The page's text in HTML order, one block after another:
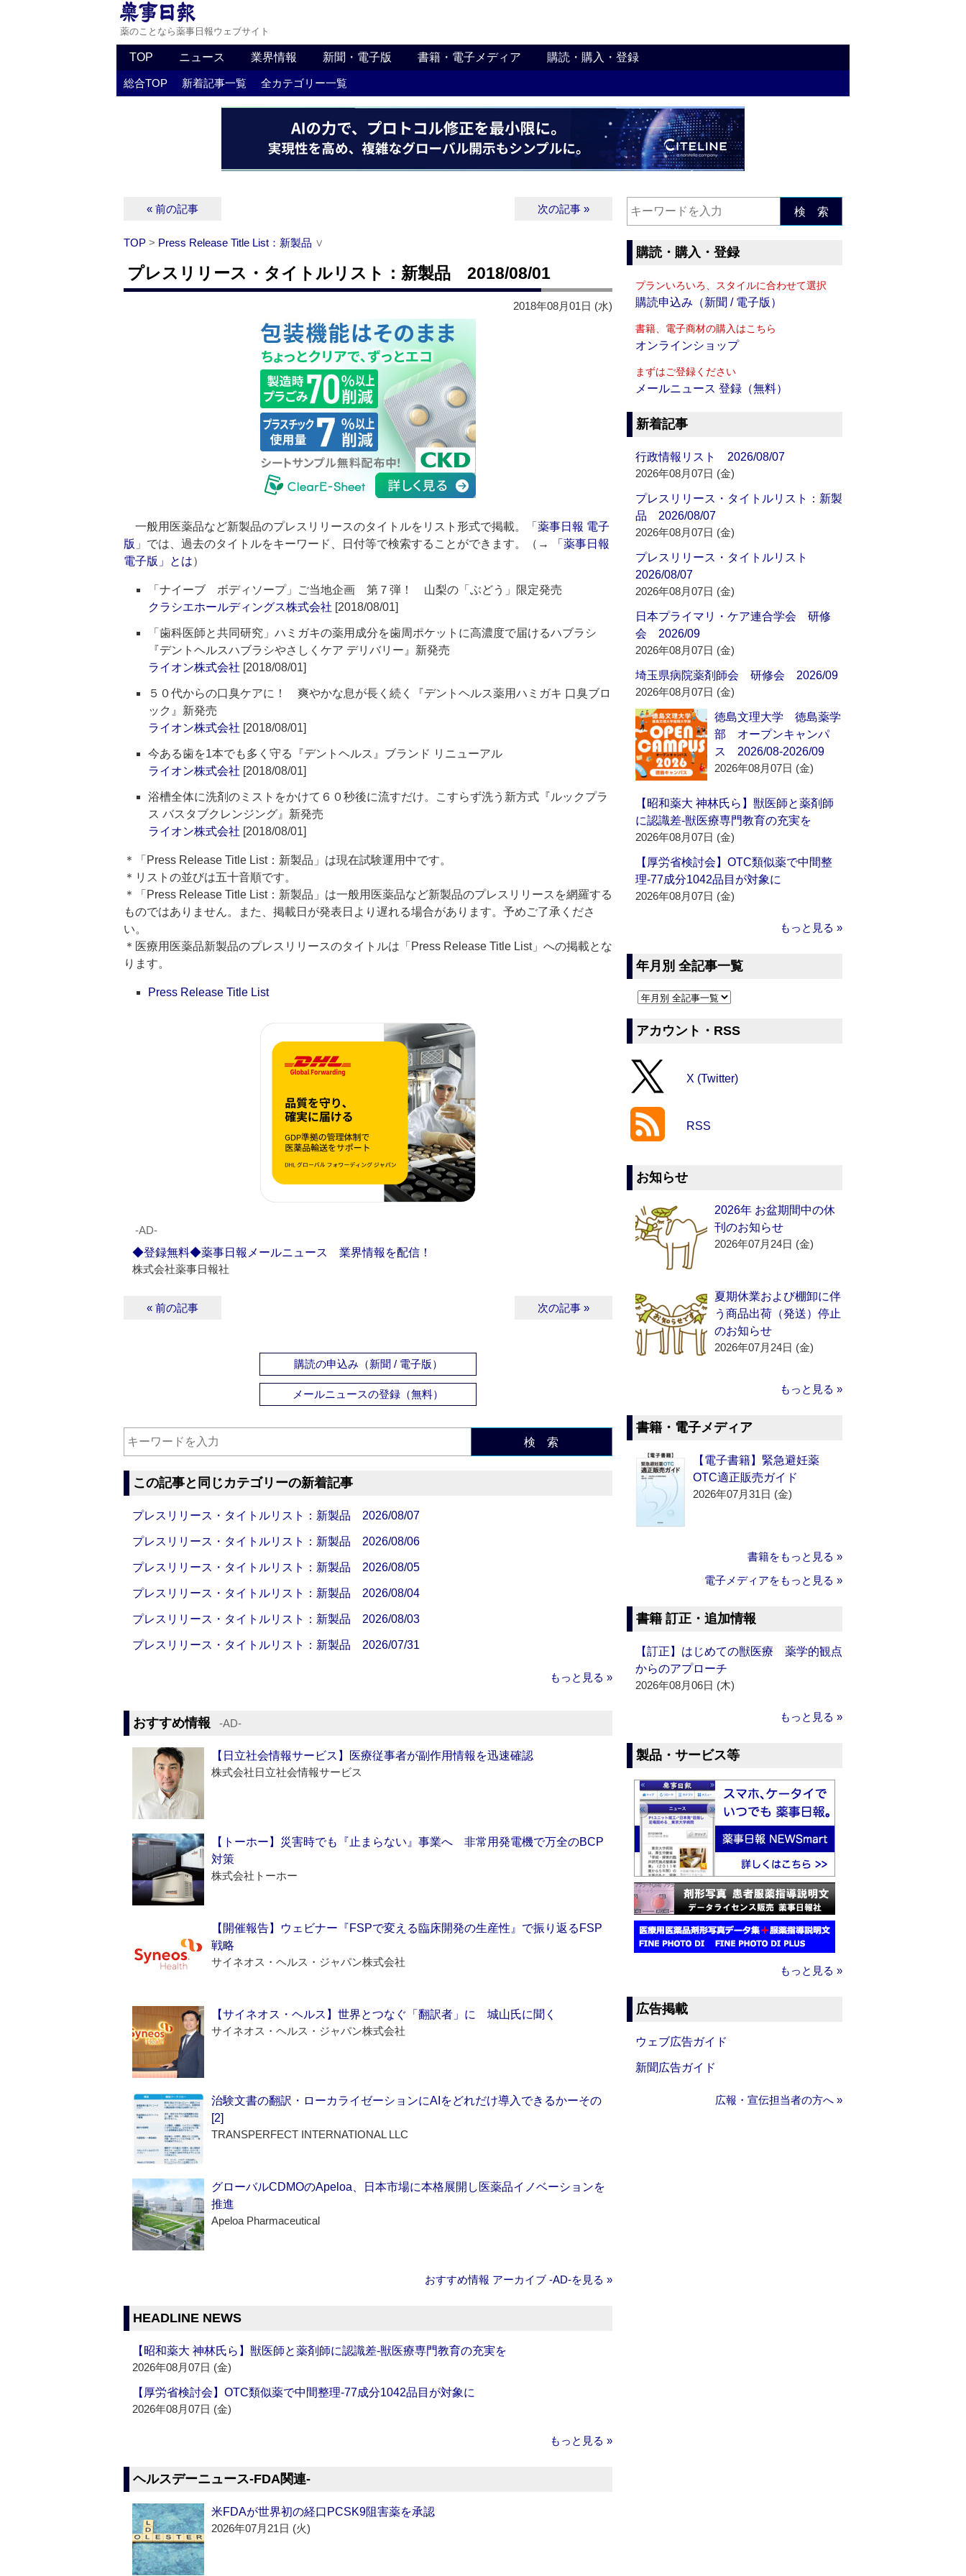
薬のことなら薬事日報ウェブサイト
TOP ニュース 業界情報 新聞・電子版 書籍・電子メディア 購読・購入・登録
総合TOP 新着記事一覧 全カテゴリー一覧
« 前の記事 次の記事 »
TOP > Press Release Title List：新製品 ∨
プレスリリース・タイトルリスト：新製品 2018/08/01
2018年08月01日 (水)
一般用医薬品など新製品のプレスリリースのタイトルをリスト形式で掲載。「 薬事日報 電子
版 」では、過去のタイトルをキーワード、日付等で検索することができます。（→
「薬事日報
電子版」とは）
「ナイーブ ボディソープ」ご当地企画 第７弾！ 山梨の「ぶどう」限定発売
クラシエホールディングス株式会社 [2018/08/01]
「歯科医師と共同研究」ハミガキの薬用成分を歯周ポケットに高濃度で届けるハブラシ
『デントヘルスハブラシやさしくケア デリバリー』新発売
ライオン株式会社 [2018/08/01]
５０代からの口臭ケアに！ 爽やかな息が長く続く『デントヘルス薬用ハミガキ 口臭ブロ
ック』新発売
ライオン株式会社 [2018/08/01]
今ある歯を1本でも多く守る『デントヘルス』ブランド リニューアル
ライオン株式会社 [2018/08/01]
浴槽全体に洗剤のミストをかけて６０秒後に流すだけ。こすらず洗う新方式『ルックプラ
ス バスタブクレンジング』新発売
ライオン株式会社 [2018/08/01]
＊「Press Release Title List：新製品」は現在試験運用中です。
＊リストの並びは五十音順です。
＊「Press Release Title List：新製品」は一般用医薬品など新製品のプレスリリースを網羅する
ものではありません。また、掲載日が発表日より遅れる場合があります。予めご了承くださ
い。
＊医療用医薬品新製品のプレスリリースのタイトルは「Press Release Title List」への掲載とな
ります。
Press Release Title List
‐AD‐
◆登録無料◆薬事日報メールニュース 業界情報を配信！
株式会社薬事日報社
« 前の記事 次の記事 »
購読の申込み（新聞 / 電子版）
メールニュースの登録（無料）
検 索
この記事と同じカテゴリーの新着記事
プレスリリース・タイトルリスト：新製品 2026/08/07
プレスリリース・タイトルリスト：新製品 2026/08/06
プレスリリース・タイトルリスト：新製品 2026/08/05
プレスリリース・タイトルリスト：新製品 2026/08/04
プレスリリース・タイトルリスト：新製品 2026/08/03
プレスリリース・タイトルリスト：新製品 2026/07/31
もっと見る »
おすすめ情報 ‐AD‐
【日立社会情報サービス】医療従事者が副作用情報を迅速確認
株式会社日立社会情報サービス
【トーホー】災害時でも『止まらない』事業へ 非常用発電機で万全のBCP
対策
株式会社トーホー
【開催報告】ウェビナー『FSPで変える臨床開発の生産性』で振り返るFSP
戦略
サイネオス・ヘルス・ジャパン株式会社
【サイネオス・ヘルス】世界とつなぐ「翻訳者」に 城山氏に聞く
サイネオス・ヘルス・ジャパン株式会社
治験文書の翻訳・ローカライゼーションにAIをどれだけ導入できるかーその
[2]
TRANSPERFECT INTERNATIONAL LLC
グローバルCDMOのApeloa、日本市場に本格展開し医薬品イノベーションを
推進
Apeloa Pharmaceutical
おすすめ情報 アーカイブ ‐AD‐を見る »
HEADLINE NEWS
【昭和薬大 神林氏ら】獣医師と薬剤師に認識差‐獣医療専門教育の充実を
2026年08月07日 (金)
【厚労省検討会】OTC類似薬で中間整理‐77成分1042品目が対象に
2026年08月07日 (金)
もっと見る »
ヘルスデーニュース‐FDA関連‐
米FDAが世界初の経口PCSK9阻害薬を承認
2026年07月21日 (火)
検 索
購読・購入・登録
プランいろいろ、スタイルに合わせて選択
購読申込み（新聞 / 電子版）
書籍、電子商材の購入はこちら
オンラインショップ
まずはご登録ください
メールニュース 登録（無料）
新着記事
行政情報リスト 2026/08/07
2026年08月07日 (金)
プレスリリース・タイトルリスト：新製
品 2026/08/07
2026年08月07日 (金)
プレスリリース・タイトルリスト
2026/08/07
2026年08月07日 (金)
日本プライマリ・ケア連合学会 研修
会 2026/09
2026年08月07日 (金)
埼玉県病院薬剤師会 研修会 2026/09
2026年08月07日 (金)
徳島文理大学 徳島薬学
部 オープンキャンパ
ス 2026/08-2026/09
2026年08月07日 (金)
【昭和薬大 神林氏ら】獣医師と薬剤師
に認識差‐獣医療専門教育の充実を
2026年08月07日 (金)
【厚労省検討会】OTC類似薬で中間整
理‐77成分1042品目が対象に
2026年08月07日 (金)
もっと見る »
年月別 全記事一覧
アカウント・RSS
X (Twitter)
RSS
お知らせ
2026年 お盆期間中の休
刊のお知らせ
2026年07月24日 (金)
夏期休業および棚卸に伴
う商品出荷（発送）停止
のお知らせ
2026年07月24日 (金)
もっと見る »
書籍・電子メディア
【電子書籍】緊急避妊薬
OTC適正販売ガイド
2026年07月31日 (金)
書籍をもっと見る »
電子メディアをもっと見る »
書籍 訂正・追加情報
【訂正】はじめての獣医療 薬学的観点
からのアプローチ
2026年08月06日 (木)
もっと見る »
製品・サービス等
もっと見る »
広告掲載
ウェブ広告ガイド
新聞広告ガイド
広報・宣伝担当者の方へ »